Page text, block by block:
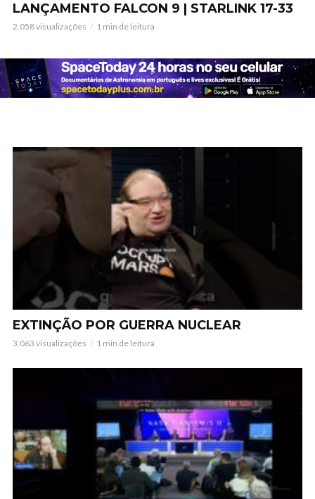
LANÇAMENTO FALCON 9 | STARLINK 17-33
2.058 visualizações 1 min de leitura
EXTINÇÃO POR GUERRA NUCLEAR
3.063 visualizações 1 min de leitura